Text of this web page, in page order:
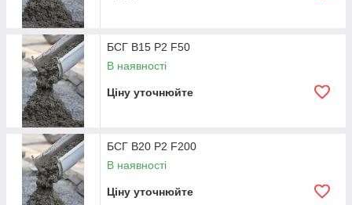
П2 В7,5 F50
П2 В12,5 F50 767
П2 В15 F50
П2 В20 F200 W6
П2 В25 F200 W6
П2 В30 F200 W6 969
БСГ В15 Р2 F50
В наявності
Ціну уточнюйте
БСГ В20 Р2 F200
В наявності
Ціну уточнюйте